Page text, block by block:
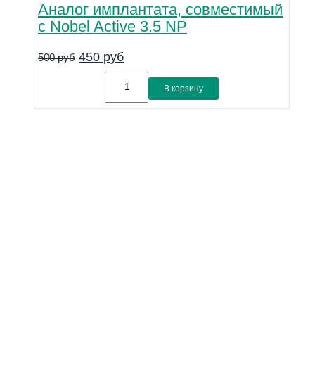
Аналог имплантата, совместимый
с Nobel Active 3.5 NP
500руб 450 руб
В корзину